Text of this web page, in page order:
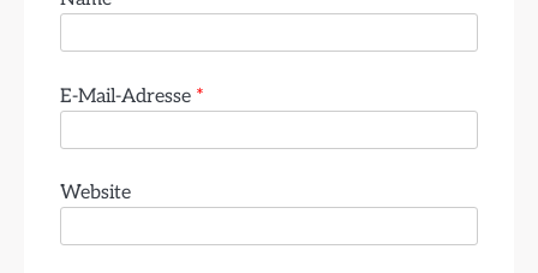
E-Mail-Adresse *
Website